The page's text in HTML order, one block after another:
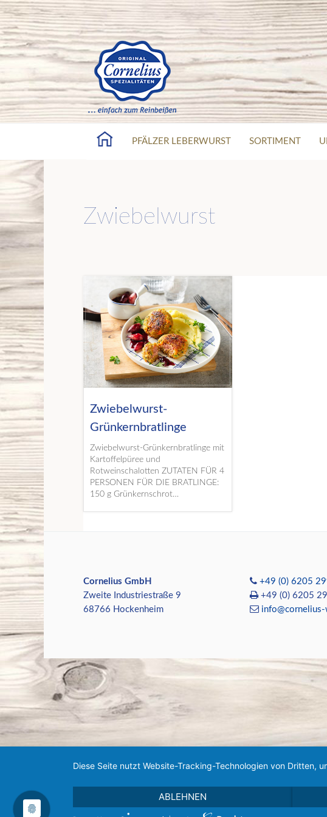
PFÄLZER LEBERWURST SORTIMENT
Zwiebelwurst
Zwiebelwurst-
Grünkernbratlinge
Zwiebelwurst-Grünkernbratlinge mit
Kartoffelpüree und
Rotweinschalotten ZUTATEN FÜR 4
PERSONEN FÜR DIE BRATLINGE:
150 g Grünkernschrot…
Cornelius GmbH
Zweite Industriestraße 9
68766 Hockenheim
+49 (0) 6205
+49 (0) 6205
Diese Seite nutzt Website-Tracking-Technologien von Dritten,
ABLEHNEN